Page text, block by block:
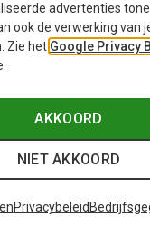
advertenties
ook de verwerking van
Zie het Google Privacy
AKKOORD
NIET AKKOORD
Privacybeleid